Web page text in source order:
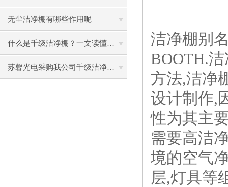
助力环保型半导体产业发展
无尘洁净棚有哪些作用呢
什么是千级洁净棚？一文读懂其结构特点与局部净化优势
苏馨光电采购我公司千级洁净棚普通工作台一批（7月07日）已顺利交货
洁净棚别
BOOTH.
方法,洁净
设计制作,
性为其主
需要高洁
境的空气
层,灯具等